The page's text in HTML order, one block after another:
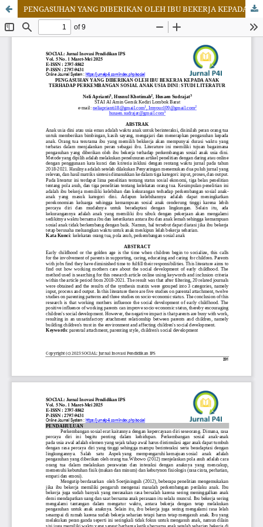
PENGASUHAN YANG DIBERIKAN OLEH IBU BEKERJA KEPADA ANAK TERHADAP PERKEMBANGAN SOSIAL ANAK USIA DINI: STUDI LITERATUR